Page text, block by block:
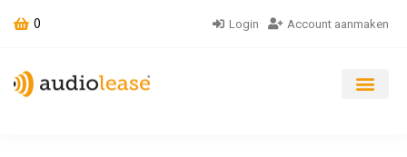
0 Login Account aanmaken